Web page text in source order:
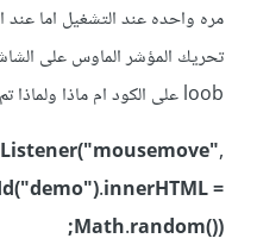
تحريك المؤشر الماوس على
loob على الكود ام ماذا ولماذا تم تنفيذ الامر مره واحده؟ في
=
Math.random());